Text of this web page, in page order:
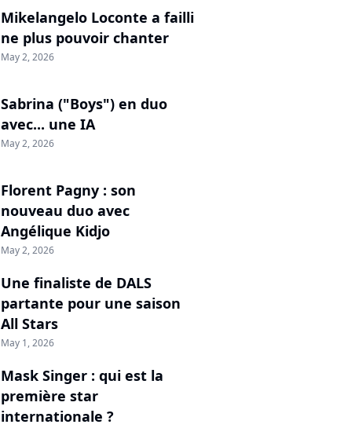
Mikelangelo Loconte a failli
ne plus pouvoir chanter
May 2, 2026
Sabrina ("Boys") en duo
avec... une IA
May 2, 2026
Florent Pagny : son
nouveau duo avec
Angélique Kidjo
May 2, 2026
Une finaliste de DALS
partante pour une saison
All Stars
May 1, 2026
Mask Singer : qui est la
première star
internationale ?